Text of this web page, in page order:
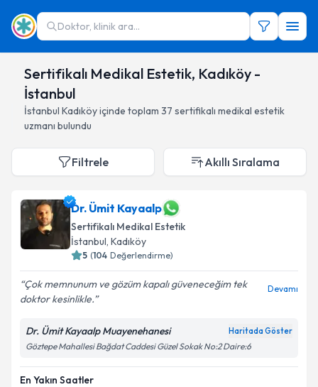
Doktor, klinik ara...
Sertifikalı Medikal Estetik, Kadıköy -
İstanbul
İstanbul Kadıköyiçinde toplam 37 sertifikalı medikal estetik
uzmanı bulundu
Filtrele Akıllı Sıralama
Dr. Ümit Kayaalp
Sertifikalı Medikal Estetik
İstanbul, Kadıköy
5 (104 Değerlendirme)
Çok memnunum ve gözüm kapalı güveneceğim tek
doktor kesinlikle.
Devamı
Dr. Ümit Kayaalp Muayenehanesi Haritada Göster
Göztepe Mahallesi Bağdat Caddesi Güzel Sokak No:2 Daire:6
En Yakın Saatler